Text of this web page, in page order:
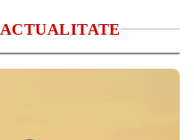
ACTUALITATE